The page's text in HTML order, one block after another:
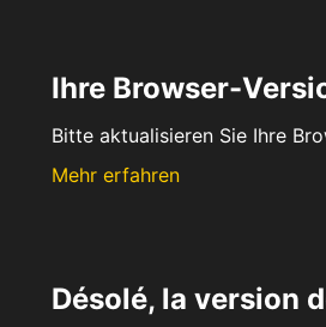
Ihre Browser-
Bitte aktualisieren Sie Ihre
Mehr erfahren
Désolé, la version